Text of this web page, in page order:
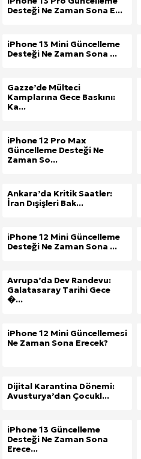
Desteği Ne Zaman Sona E...
iPhone 13 Mini Güncelleme
Desteği Ne Zaman Sona ...
Gazze’de Mülteci
Kamplarına Gece Baskını:
Ka...
iPhone 12 Pro Max
Güncelleme Desteği Ne
Zaman So...
Ankara’da Kritik Saatler:
İran Dışişleri Bak...
iPhone 12 Mini Güncelleme
Desteği Ne Zaman Sona ...
Avrupa’da Dev Randevu:
Galatasaray Tarihi Gece
�...
iPhone 12 Mini Güncellemesi
Ne Zaman Sona Erecek?
Dijital Karantina Dönemi:
Avusturya’dan Çocukl...
iPhone 13 Güncelleme
Desteği Ne Zaman Sona
Erece...